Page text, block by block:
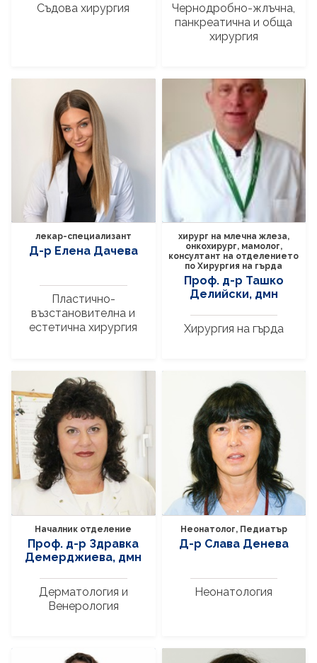
Съдова хирургия
Чернодробно-жлъчна,
панкреатична и обща
хирургия
лекар-специализант
Д-р Елена Дачева
Пластично-
възстановителна и
естетична хирургия
хирург на млечна жлеза,
онкохирург, мамолог,
консултант на отделението
по Хирургия на гърда
Проф. д-р Ташко
Делийски, дмн
Хирургия на гърда
Началник отделение
Проф. д-р Здравка
Демерджиева, дмн
Дерматология и
Венерология
Неонатолог, Педиатър
Д-р Слава Денева
Неонатология